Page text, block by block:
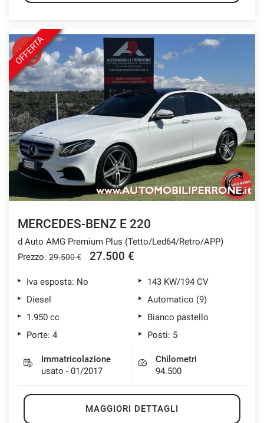
OFFERTA
MERCEDES-BENZ E 220
d Auto AMG Premium Plus (Tetto/Led64/Retro/APP)
Prezzo: 29.500 € 27.500 €
Iva esposta: No
143 KW/194 CV
Diesel
Automatico (9)
1.950 cc
Bianco pastello
Porte: 4
Posti: 5
Immatricolazione
usato - 01/2017
Chilometri
94.500
MAGGIORI DETTAGLI